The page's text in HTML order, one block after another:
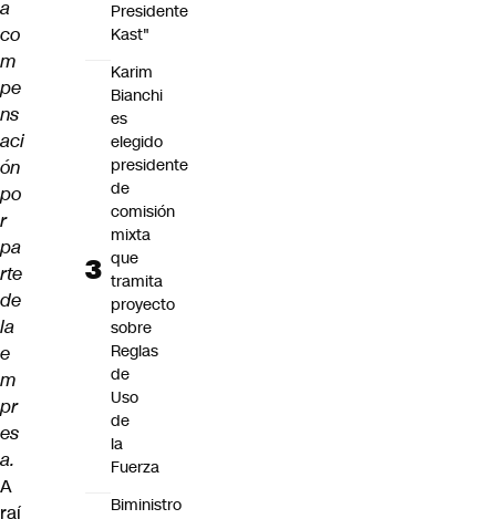
a
co
m
pe
ns
aci
ón
po
r
pa
rte
de
la
e
m
pr
es
a.
A
raí
Presidente
Kast"
Karim
Bianchi
es
elegido
presidente
de
comisión
mixta
que
tramita
proyecto
sobre
Reglas
de
Uso
de
la
Fuerza
Biministro